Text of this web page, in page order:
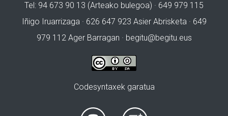
Tel: 94 673 90 13 (Arteako bulegoa) · 649 979 115
Iñigo Iruarrizaga · 626 647 923 Asier Abrisketa · 649
979 112 Ager Barragan · begitu@begitu.eus
Codesyntaxek garatua